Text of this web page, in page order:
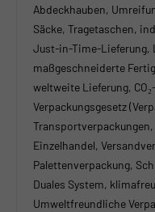
Abdeckhauben,
Säcke, Tragetaschen,
Just-in-Time-Lieferung,
maßgeschneiderte
weltweite Lieferung,
Verpackungsgesetz
Einzelhandel,
Palettenverpackung,
Duales System,
Umweltfreundliche